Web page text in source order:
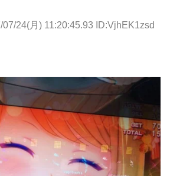
07/24(月) 11:20:45.93 ID:VjhEK1zsd